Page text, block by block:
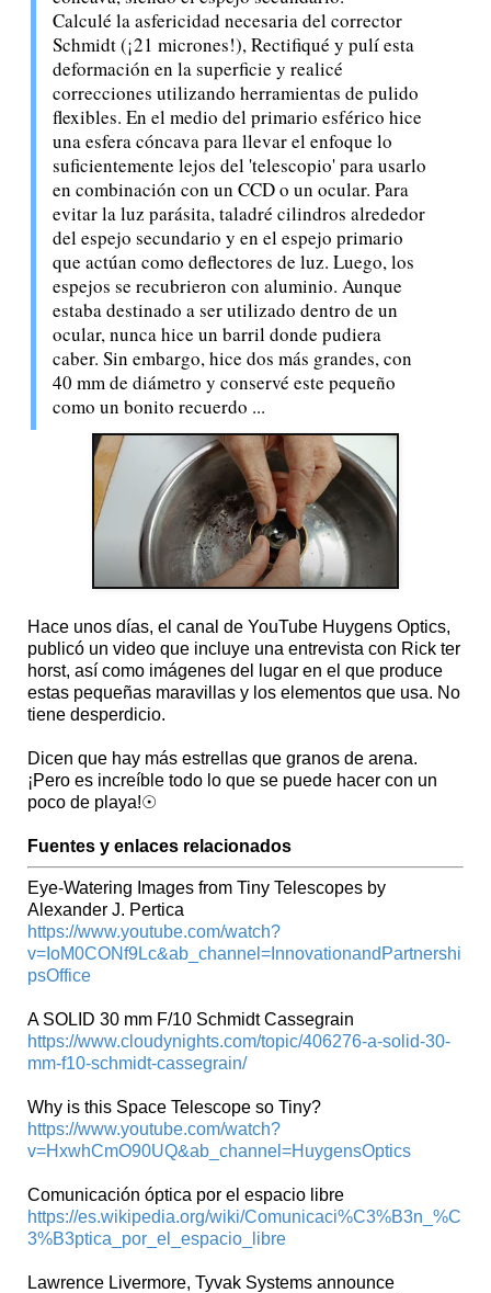
Calculé la asfericidad necesaria del corrector
Schmidt (¡21 micrones!), Rectifiqué y pulí esta
deformación en la superficie y realicé
correcciones utilizando herramientas de pulido
flexibles. En el medio del primario esférico hice
una esfera cóncava para llevar el enfoque lo
suficientemente lejos del 'telescopio' para usarlo
en combinación con un CCD o un ocular. Para
evitar la luz parásita, taladré cilindros alrededor
del espejo secundario y en el espejo primario
que actúan como deflectores de luz. Luego, los
espejos se recubrieron con aluminio. Aunque
estaba destinado a ser utilizado dentro de un
ocular, nunca hice un barril donde pudiera
caber. Sin embargo, hice dos más grandes, con
40 mm de diámetro y conservé este pequeño
como un bonito recuerdo ...
Hace unos días, el canal de YouTube Huygens Optics,
publicó un video que incluye una entrevista con Rick ter
horst, así como imágenes del lugar en el que produce
estas pequeñas maravillas y los elementos que usa. No
tiene desperdicio.
Dicen que hay más estrellas que granos de arena.
¡Pero es increíble todo lo que se puede hacer con un
poco de playa!☉
Fuentes y enlaces relacionados
Eye-Watering Images from Tiny Telescopes by
Alexander J. Pertica
https://www.youtube.com/watch?
v=IoM0CONf9Lc&ab_channel=InnovationandPartnershi
psOffice
A SOLID 30 mm F/10 Schmidt Cassegrain
https://www.cloudynights.com/topic/406276-a-solid-30-
mm-f10-schmidt-cassegrain/
Why is this Space Telescope so Tiny?
https://www.youtube.com/watch?
v=HxwhCmO90UQ&ab_channel=HuygensOptics
Comunicación óptica por el espacio libre
https://es.wikipedia.org/wiki/Comunicaci%C3%B3n_%C
3%B3ptica_por_el_espacio_libre
Lawrence Livermore, Tyvak Systems announce